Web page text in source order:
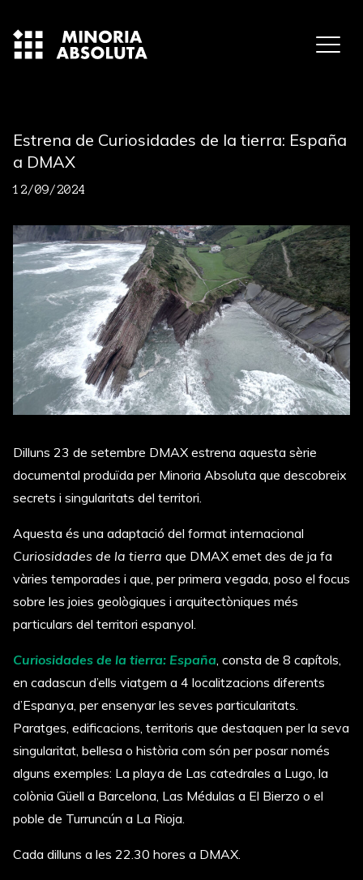
Estrena de Curiosidades de la tierra: España
a DMAX
12/09/2024
Dilluns 23 de setembre DMAX estrena aquesta sèrie
documental produïda per Minoria Absoluta que descobreix
secrets i singularitats del territori.
Aquesta és una adaptació del format internacional
Curiosidades de la tierra que DMAX emet des de ja fa
vàries temporades i que, per primera vegada, poso el focus
sobre les joies geològiques i arquitectòniques més
particulars del territori espanyol.
Curiosidades de la tierra: España , consta de 8 capítols,
en cadascun d’ells viatgem a 4 localitzacions diferents
d’Espanya, per ensenyar les seves particularitats.
Paratges, edificacions, territoris que destaquen per la seva
singularitat, bellesa o història com són per posar només
alguns exemples: La playa de Las catedrales a Lugo, la
colònia Güell a Barcelona, Las Médulas a El Bierzo o el
poble de Turruncún a La Rioja.
Cada dilluns a les 22.30 hores a DMAX.